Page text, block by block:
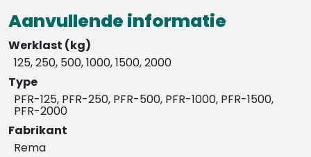
Aanvullende informatie
Werklast (kg)
125, 250, 500, 1000, 1500, 2000
Type
PFR-125, PFR-250, PFR-500, PFR-1000, PFR-1500,
PFR-2000
Fabrikant
Rema